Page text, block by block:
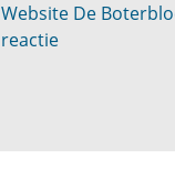
Website De
reactie